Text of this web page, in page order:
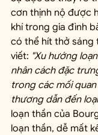
cơn thịnh nộ được
khí trong gia đình
có thể hít thở sáng
viết: "Xu hướng
nhân cách đặc
trong các mối
thương dẫn đến
loạn thần của
loạn thần, dễ mất